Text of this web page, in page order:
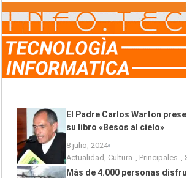
El Padre Carlos Warton
su libro «Besos al cielo»
8 julio, 2024
Actualidad Cultura Principales
Más de 4.000 personas